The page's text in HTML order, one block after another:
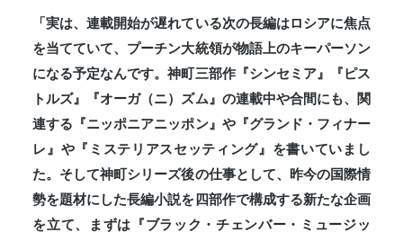
「実は、連載開始が遅れている次の長編はロシアに焦点
を当てていて、プーチン大統領が物語上のキーパーソン
になる予定なんです。神町三部作『シンセミア』『ピス
トルズ』『オーガ（ニ）ズム』の連載中や合間にも、関
連する『ニッポニアニッポン』や『グランド・フィナー
レ』や『ミステリアスセッティング』を書いていまし
た。そして神町シリーズ後の仕事として、昨今の国際情
勢を題材にした長編小説を四部作で構成する新たな企画
を立て、まずは『ブラック・チェンバー・ミュージッ